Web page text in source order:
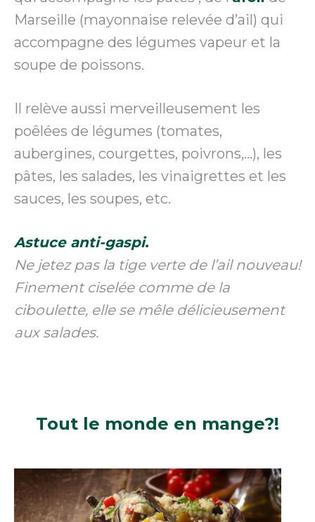
Marseille (mayonnaise relevée d’ail) qui
accompagne des légumes vapeur et la
soupe de poissons.
Il relève aussi merveilleusement les
poêlées de légumes (tomates,
aubergines, courgettes, poivrons,…), les
pâtes, les salades, les vinaigrettes et les
sauces, les soupes, etc.
Astuce anti-gaspi.
Ne jetez pas la tige verte de l’ail nouveau!
Finement ciselée comme de la
ciboulette, elle se mêle délicieusement
aux salades.
Tout le monde en mange?!